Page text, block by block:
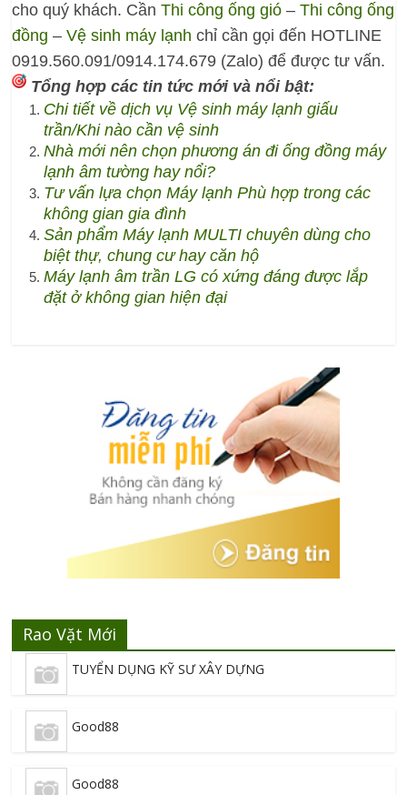
cho quý khách. CầnThi công ống gió –Thi công ống
đồng –Vệ sinh máy lạnh chỉ cần gọi đến HOTLINE
0919.560.091/0914.174.679 (Zalo)để được tư vấn.
Tổng hợp các tin tức mới và nổi bật:
Chi tiết về dịch vụ Vệ sinh máy lạnh giấu
trần/Khi nào cần vệ sinh
Nhà mới nên chọn phương án đi ống đồng máy
lạnh âm tường hay nổi?
Tư vấn lựa chọn Máy lạnh Phù hợp trong các
không gian gia đình
Sản phẩm Máy lạnh MULTI chuyên dùng cho
biệt thự, chung cư hay căn hộ
Máy lạnh âm trần LG có xứng đáng được lắp
đặt ở không gian hiện đại
Rao Vặt Mới
TUYỂN DỤNG KỸ SƯ XÂY DỰNG
Good88
Good88